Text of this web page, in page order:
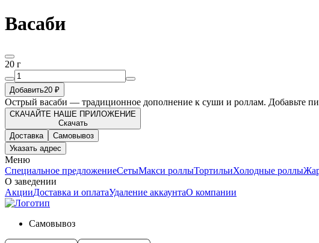
Васаби
20 г
Добавить20 ₽
Острый васаби — традиционное дополнение к суши и роллам. Добавьте
СКАЧАЙТЕ НАШЕ ПРИЛОЖЕНИЕ
Скачать
Доставка
Самовывоз
Указать адрес
Меню
Специальное предложениеСетыМакси роллыТортильиХолодные роллы
О заведении
АкцииДоставка и оплатаУдаление аккаунтаО компании
Самовывоз